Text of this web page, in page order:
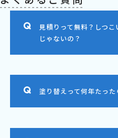
見積りって無料？しつ
じゃないの？
塗り替えって何年たった